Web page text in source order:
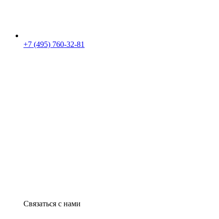
+7 (495) 760-32-81
Связаться с нами